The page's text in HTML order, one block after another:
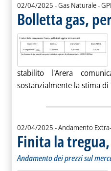
02/04/2025 - Gas Naturale -
Bolletta gas,
stabilito l'Arera
sostanzialmente la stima
02/04/2025 - Andamento
Finita la
Andamento dei prezzi sul